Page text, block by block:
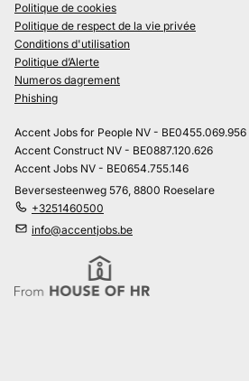
Politique de cookies
Politique de respect de la vie privée
Conditions d'utilisation
Politique d’Alerte
Numeros dagrement
Phishing
Accent Jobs for People NV - BE0455.069.956
Accent Construct NV - BE0887.120.626
Accent Jobs NV - BE0654.755.146
Beversesteenweg 576, 8800 Roeselare
+3251460500
info@accentjobs.be